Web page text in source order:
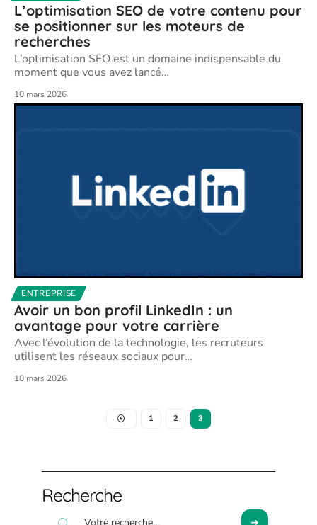
L’optimisation SEO de votre contenu pour
se positionner sur les moteurs de
recherches
L’optimisation SEO est un domaine indispensable du
moment que vous avez lancé…
10 mars 2026
ENTREPRISE
Avoir un bon profil LinkedIn : un
avantage pour votre carrière
Avec l’évolution de la technologie, les recruteurs
utilisent les réseaux sociaux pour…
10 mars 2026
1 2 3
Recherche